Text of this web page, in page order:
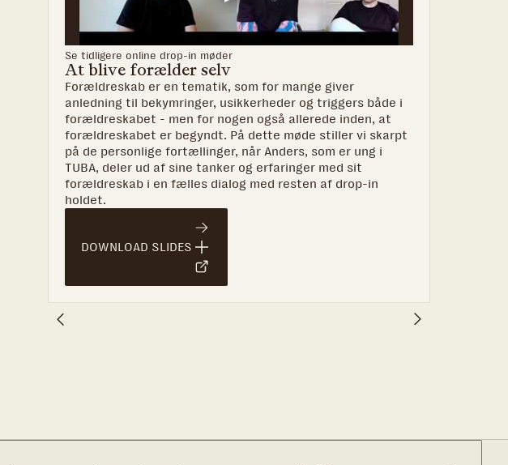
Se tidligere online drop-in møder
At blive forælder selv
Forældreskab er en tematik, som for mange giver
anledning til bekymringer, usikkerheder og triggers både i
forældreskabet - men for nogen også allerede inden, at
forældreskabet er begyndt. På dette møde stiller vi skarpt
på de personlige fortællinger, når Anders, som er ung i
TUBA, deler ud af sine tanker og erfaringer med sit
forældreskab i en fælles dialog med resten af drop-in
holdet.
DOWNLOAD SLIDES